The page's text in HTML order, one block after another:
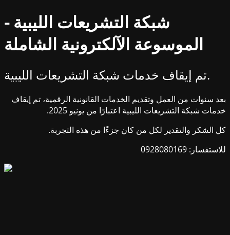
شبكة التشريعات الليبية -
الموسوعة الآلكترونية الشاملة
تم إيقاف خدمات شبكة التشريعات الليبية.
بعد سنوات من العمل وتقديم الخدمات القانونية الرقمية، تم إيقاف
خدمات شبكة التشريعات الليبية اعتبارًا من يونيو 2025.
كل الشكر والتقدير لكل من كان جزءًا من هذه التجربة.
للاستفسار: 0928080169